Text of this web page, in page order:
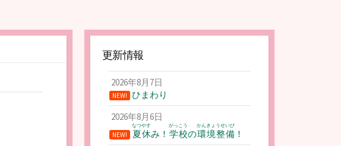
更新情報
2026年8月7日
NEW!
ひまわり
2026年8月6日
NEW! 夏休
なつやす
み！ 学校
がっこう
の環境整備
かんきょうせいび
！